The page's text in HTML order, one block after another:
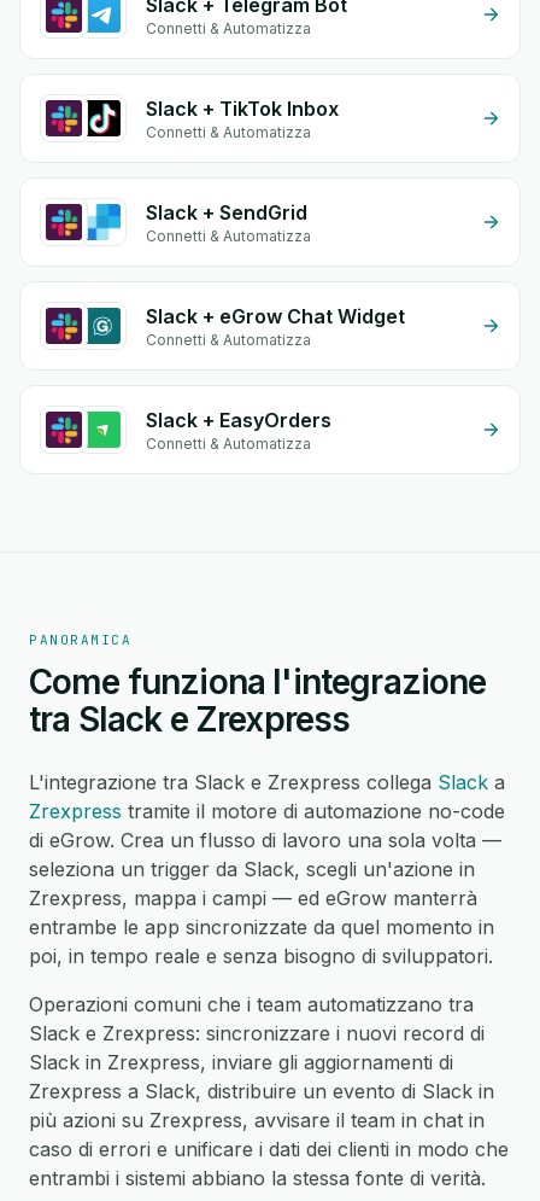
Slack + Telegram Bot
Connetti & Automatizza
Slack + TikTok Inbox
Connetti & Automatizza
Slack + SendGrid
Connetti & Automatizza
Slack + eGrow Chat Widget
Connetti & Automatizza
Slack + EasyOrders
Connetti & Automatizza
PANORAMICA
Come funziona l'integrazione
tra Slack e Zrexpress
L'integrazione tra Slack e Zrexpress collega Slack a
Zrexpress tramite il motore di automazione no-code
di eGrow. Crea un flusso di lavoro una sola volta —
seleziona un trigger da Slack, scegli un'azione in
Zrexpress, mappa i campi — ed eGrow manterrà
entrambe le app sincronizzate da quel momento in
poi, in tempo reale e senza bisogno di sviluppatori.
Operazioni comuni che i team automatizzano tra
Slack e Zrexpress: sincronizzare i nuovi record di
Slack in Zrexpress, inviare gli aggiornamenti di
Zrexpress a Slack, distribuire un evento di Slack in
più azioni su Zrexpress, avvisare il team in chat in
caso di errori e unificare i dati dei clienti in modo che
entrambi i sistemi abbiano la stessa fonte di verità.